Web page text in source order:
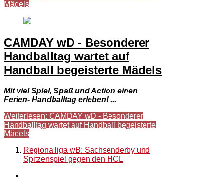
Mädels
CAMDAY wD - Besonderer
Handballtag wartet auf
Handball begeisterte Mädels
Mit viel Spiel, Spaß und Action einen
Ferien- Handballtag erleben! ...
Weiterlesen: CAMDAY wD - Besonderer
Handballtag wartet auf Handball begeisterte
Mädels
Regionalliga wB: Sachsenderby und
Spitzenspiel gegen den HCL